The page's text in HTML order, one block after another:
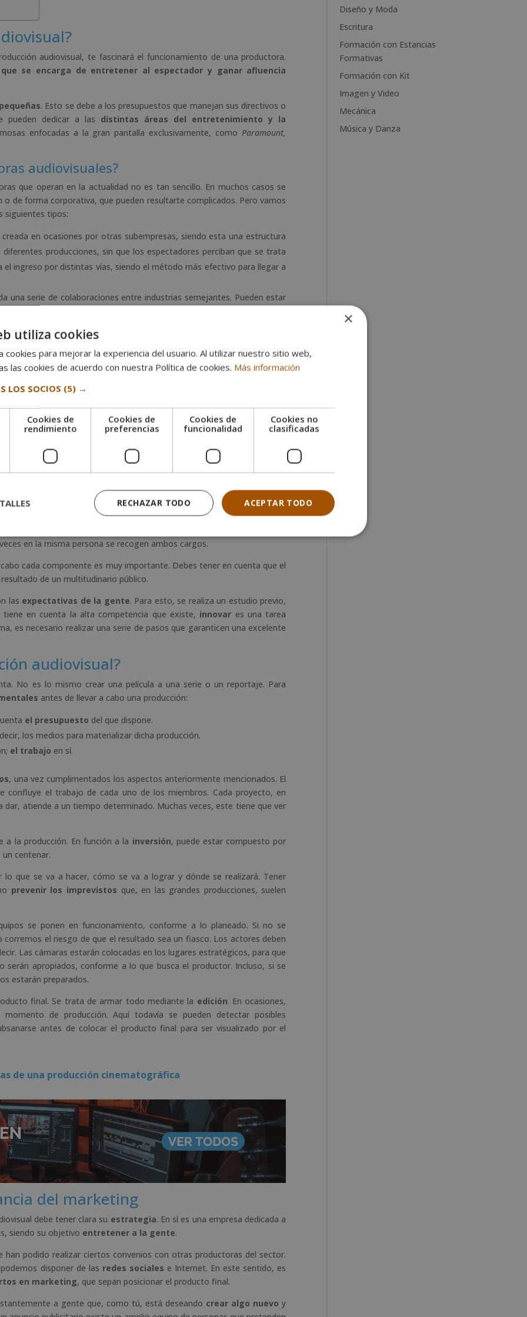
audiovisual, te fascinará el funcionamiento de una productora.
se encarga de entretener al espectador y ganar afluencia
. Esto se debe a los presupuestos que manejan sus directivos o
pueden dedicar a las distintas áreas del entretenimiento y la
enfocadas a la gran pantalla exclusivamente, comoParamount,
audiovisuales?
que operan en la actualidad no es tan sencillo. En muchos casos se
o de forma corporativa, que pueden resultarte complicados. Pero vamos
siguientes tipos:
creada en ocasiones por otras subempresas, siendo esta una estructura
producciones, sin que los espectadores perciban que se trata
ingreso por distintas vías, siendo el método más efectivo para llegar a
una serie de colaboraciones entre industrias semejantes. Pueden estar
de televisión, etc.
entre distintas productoras, creando una red o compañía. Este caso
pequeña productora y una compañía más grande.
de cine?
pero ¿y si esta alcanza dimensiones enormes? Existen
tres
y el tamaño que ha adquirido. Si la productora es pequeña, por lo
en la misma persona se recogen ambos cargos.
cada componente es muy importante. Debes tener en cuenta que el
de un multitudinario público.
las expectativas de la gente. Para esto, se realiza un estudio previo,
en cuenta la alta competencia que existe, innovar es una tarea
es necesario realizar una serie de pasos que garanticen una excelente
audiovisual?
No es lo mismo crear una película a una serie o un reportaje. Para
antes de llevar a cabo una producción:
el presupuesto del que dispone.
los medios para materializar dicha producción.
el trabajo en sí.
, una vez cumplimentados los aspectos anteriormente mencionados. El
confluye el trabajo de cada uno de los miembros. Cada proyecto, en
dar, atiende a un tiempo determinado. Muchas veces, este tiene que ver
a la producción. En función a la inversión, puede estar compuesto por
centenar.
lo que se va a hacer, cómo se va a lograr y dónde se realizará. Tener
prevenir los imprevistos que, en las grandes producciones, suelen
se ponen en funcionamiento, conforme a lo planeado. Si no se
corremos el riesgo de que el resultado sea un fiasco. Los actores deben
Las cámaras estarán colocadas en los lugares estratégicos, para que
serán apropiados, conforme a lo que busca el productor. Incluso, si se
estarán preparados.
final. Se trata de armar todo mediante la edición. En ocasiones,
de producción. Aquí todavía se pueden detectar posibles
antes de colocar el producto final para ser visualizado por el
de una producción cinematográfica
del marketing
debe tener clara su estrategia. En sí es una empresa dedicada a
siendo su objetivo entretener a la gente.
han podido realizar ciertos convenios con otras productoras del sector.
disponer de las redes sociales e Internet. En este sentido, es
en marketing, que sepan posicionar el producto final.
a gente que, como tú, está deseando crear algo nuevo y
e
Diseño y Moda
Escritura
Formación con Estancias
Formativas
Formación con Kit
Imagen y Video
Mecánica
Música y Danza
×
utiliza cookies
cookies para mejorar la experiencia del usuario. Al utilizar nuestro sitio web,
las cookies de acuerdo con nuestra Política de cookies. Más información
LOS SOCIOS (5) →
Cookies de
rendimiento
Cookies de
preferencias
Cookies de
funcionalidad
Cookies no
clasificadas
ACEPTAR TODO
RECHAZAR TODO